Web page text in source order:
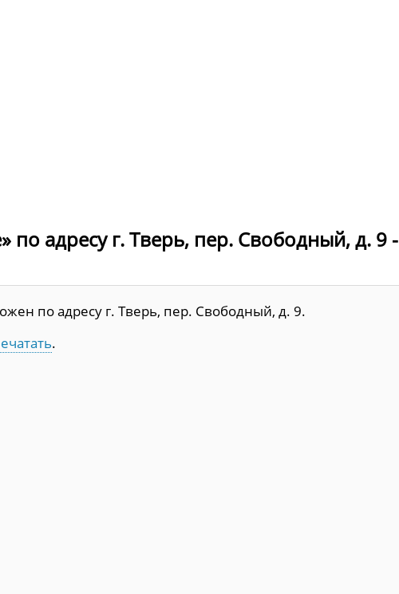
по адресу г. Тверь, пер. Свободный, д. 9 -
по адресу г. Тверь, пер. Свободный, д. 9.
.